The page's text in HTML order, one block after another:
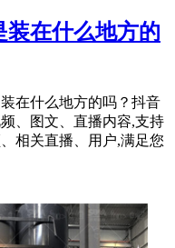
装在什么地方的
在什么地方的吗？抖音
、图文、直播内容,支持
相关直播、用户,满足您